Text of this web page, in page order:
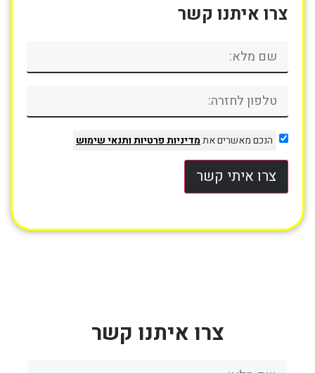
צרו איתנו קשר
הנכם מאשרים אתמדיניות פרטיותותנאי שימוש
צרו איתי קשר
צרו איתנו קשר